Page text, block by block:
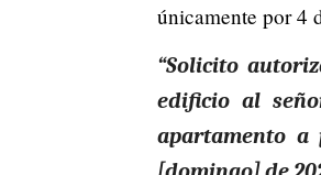
únicamente por 4
“Solicito
edificio al
apartamento